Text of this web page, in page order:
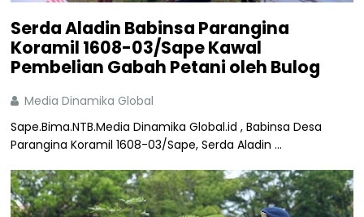
Serda Aladin Babinsa Parangina
Koramil 1608-03/Sape Kawal
Pembelian Gabah Petani oleh Bulog
Media Dinamika Global
Sape.Bima.NTB.Media Dinamika Global.id , Babinsa Desa
Parangina Koramil 1608-03/Sape, Serda Aladin ...